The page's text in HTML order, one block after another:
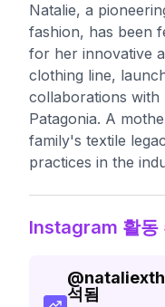
Natalie, a
fashion, has been
for her innovative
clothing line,
collaborations with
Patagonia. A
family's textile
practices in the
Instagram 활동
@
석됨